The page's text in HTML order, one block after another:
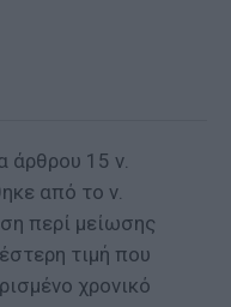
άρθρου 15 ν.
από το ν.
περί μείωσης
τιμή που
χρονικό